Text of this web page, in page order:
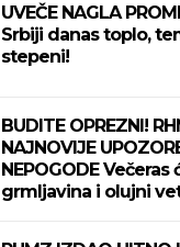
UVEČE NAGLA
Srbiji danas toplo,
stepeni!
BUDITE OPREZNI!
NAJNOVIJE
NEPOGODE Večeras
grmljavina i olujni